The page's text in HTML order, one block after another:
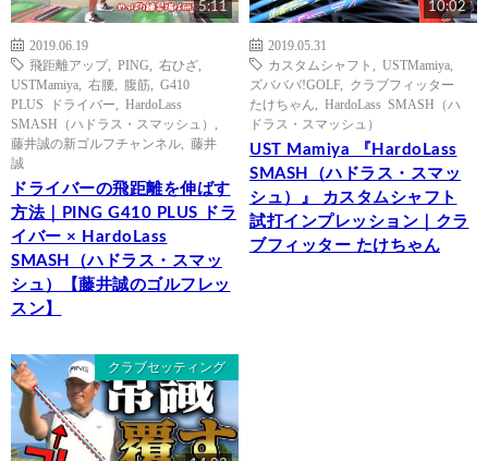
5:11
2019.06.19
飛距離アップ, PING 右ひざ
USTMamiya
右腰 腹筋
G410
PLUS ドライバー
HardoLass
SMASH（ハドラス・スマッシュ）
藤井誠の新ゴルフチャンネル
藤井
誠
ドライバーの飛距離を伸ばす
方法｜PING G410 PLUS ドラ
イバー × HardoLass
SMASH（ハドラス・スマッ
シュ）【藤井誠のゴルフレッ
スン】
10:02
2019.05.31
カスタムシャフト
USTMamiya
ズバババ!GOLF, クラブフィッター
たけちゃん
HardoLass SMASH（ハ
ドラス・スマッシュ）
UST Mamiya 『HardoLass
SMASH（ハドラス・スマッ
シュ）』 カスタムシャフト
試打インプレッション｜クラ
ブフィッター たけちゃん
クラブセッティング